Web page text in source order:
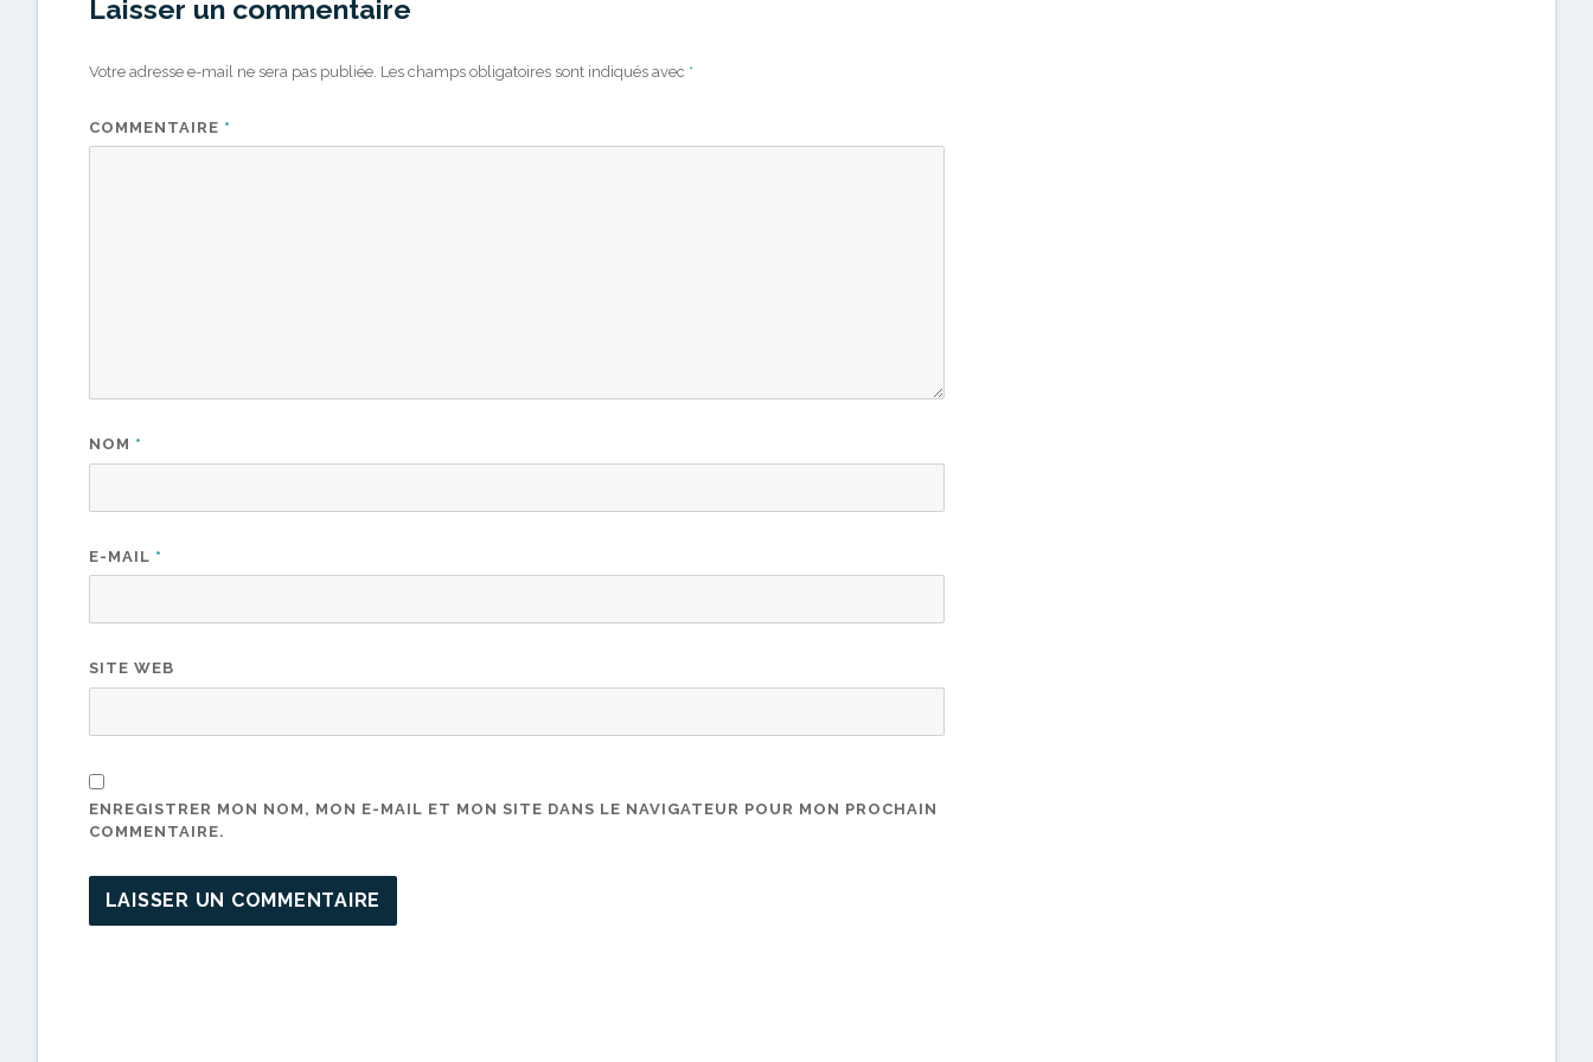
Laisser un commentaire
Votre adresse e-mail ne sera pas publiée. Les champs obligatoires sont indiqués avec *
COMMENTAIRE *
NOM *
E-MAIL *
SITE WEB
ENREGISTRER MON NOM, MON E-MAIL ET MON SITE DANS LE NAVIGATEUR POUR MON PROCHAIN
COMMENTAIRE.